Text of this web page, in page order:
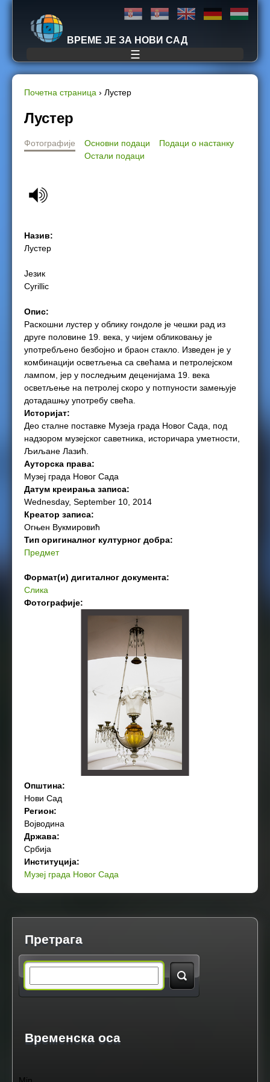
Jump to navigation
ВРЕМЕ ЈЕ ЗА НОВИ САД
☰
Y
o
e
e
r
e
Почетна страница › Лустер
Лустер
Фотографије Основни подаци
Подаци о настанку
Остали подаци
Назив:
Лустер
Језик
Cyrillic
Опис:
Раскошни лустер у облику гондоле је чешки рад из
друге половине 19. века, у чијем обликовању је
употребљено безбојно и браон стакло. Изведен је у
комбинацији осветљења са свећама и петролејском
лампом, јер у последњим деценијама 19. века
осветљење на петролеј скоро у потпуности замењује
дотадашњу употребу свећа.
Историјат:
Део сталне поставке Музеја града Новог Сада, под
надзором музејског саветника, историчара уметности,
Љиљане Лазић.
Ауторска права:
Музеј града Новог Сада
Датум креирања записа:
Wednesday, September 10, 2014
Креатор записа:
Огњен Вукмировић
Тип оригиналног културног добра:
Предмет
Формат(и) дигиталног документа:
Слика
Фотографије:
Општина:
Нови Сад
Регион:
Војводина
Држава:
Србија
Институција:
Музеј града Новог Сада
Претрага
a
Временска оса